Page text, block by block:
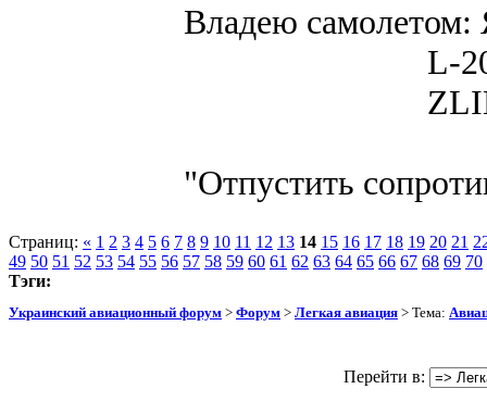
Владею
L-200D
ZLIN 526
"Отпустить
Страниц: « 1 2 3 4 5 6 7 8 9 10 11 12 13 14 15 16 17 18 19 20 21
49 50 51 52 53 54 55 56 57 58 59 60 61 62 63 64 65 66 67 68 69 70
Тэги:
Украинский авиационный форум > Форум > Легкая авиация > Тема:
Перейти в: